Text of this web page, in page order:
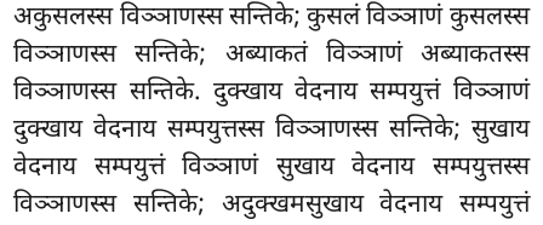
अकुसलस्स विञ्ञाणस्स सन्तिके; कुसलंविञ्ञाणं कुसलस्स
विञ्ञाणस्स सन्तिके; अब्याकतं विञ्ञाणं अब्याकतस्स
विञ्ञाणस्स सन्तिके. दुक्खाय वेदनाय सम्पयुत्तं विञ्ञाणं
दुक्खाय वेदनाय सम्पयुत्तस्स विञ्ञाणस्स सन्तिके; सुखाय
वेदनाय सम्पयुत्तं विञ्ञाणं सुखाय वेदनाय सम्पयुत्तस्स
विञ्ञाणस्स सन्तिके; अदुक्खमसुखाय वेदनाय सम्पयुत्तं